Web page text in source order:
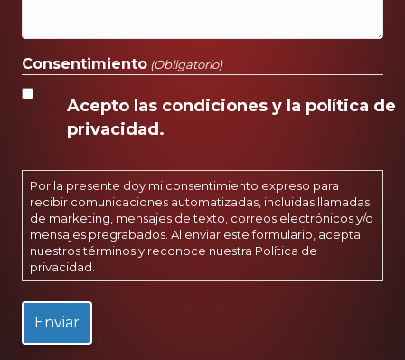
Consentimiento (Obligatorio)
Acepto las condiciones y la política de
privacidad.
Por la presente doy mi consentimiento expreso para
recibir comunicaciones automatizadas, incluidas llamadas
de marketing, mensajes de texto, correos electrónicos y/o
mensajes pregrabados. Al enviar este formulario, acepta
nuestros términos y reconoce nuestra Política de
privacidad